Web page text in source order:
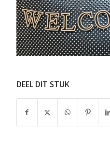
DEEL DIT STUK